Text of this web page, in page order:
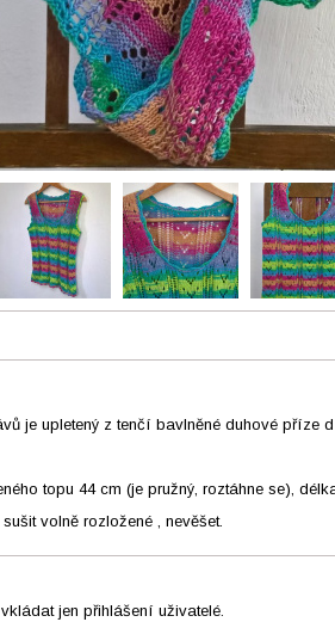
je upletený z tenčí bavlněné duhové
topu 44 cm (je pružný, roztáhne se),
volně rozložené , nevěšet.
jen přihlášení uživatelé.